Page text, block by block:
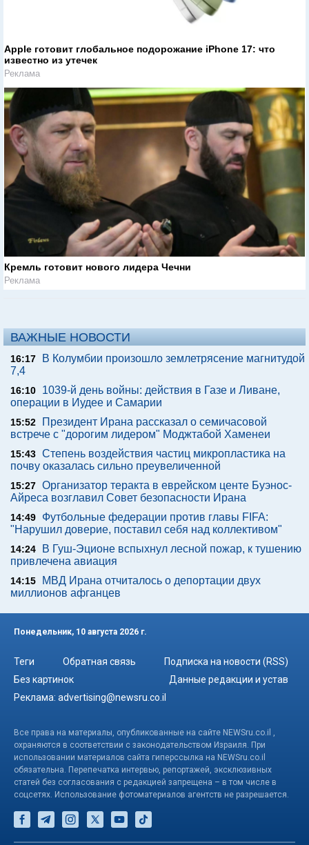
Apple готовит глобальное подорожание iPhone 17: что
известно из утечек
Реклама
Кремль готовит нового лидера Чечни
Реклама
ВАЖНЫЕ НОВОСТИ
16:17
В Колумбии произошло землетрясение магнитудой
7,4
16:10
1039-й день войны: действия в Газе и Ливане,
операции в Иудее и Самарии
15:52
Президент Ирана рассказал о семичасовой
встрече с "дорогим лидером" Моджтабой Хаменеи
15:43 Степень воздействия частиц микропластика на
почву оказалась сильно преувеличенной
15:27 Организатор теракта в еврейском центе Буэнос-
Айреса возглавил Совет безопасности Ирана
14:49
Футбольные федерации против главы FIFA:
"Нарушил доверие, поставил себя над коллективом"
14:24
В Гуш-Эционе вспыхнул лесной пожар, к тушению
привлечена авиация
14:15
МВД Ирана отчиталось о депортации двух
миллионов афганцев
Понедельник, 10 августа 2026 г.
Теги Обратная связь
Подписка на новости (RSS)
Без картинок
Данные редакции и устав
Реклама: advertising@newsru.co.il
Все права на материалы, опубликованные на сайте NEWSru.co.il ,
охраняются в соответствии с законодательством Израиля. При
использовании материалов сайта гиперссылка на NEWSru.co.il
обязательна. Перепечатка интервью, репортажей, эксклюзивных
статей без согласования с редакцией запрещена – в том числе в
соцсетях. Использование фотоматериалов агентств не разрешается.